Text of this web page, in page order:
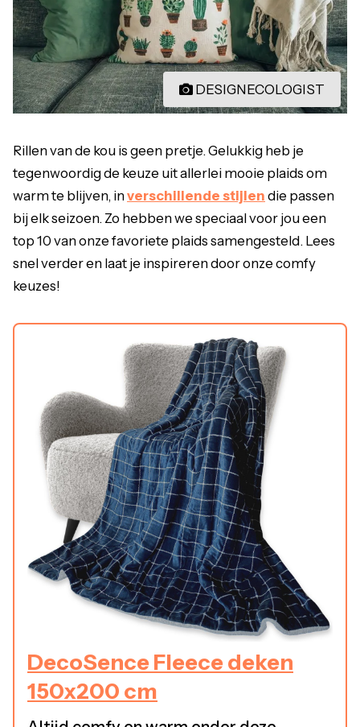
DESIGNECOLOGIST
Rillen van de kou is geen pretje. Gelukkig heb je
tegenwoordig de keuze uit allerlei mooie plaids om
warm te blijven, inverschillende stijlen die passen
bij elk seizoen. Zo hebben we speciaal voor jou een
top 10 van onze favoriete plaids samengesteld. Lees
snel verder en laat je inspireren door onze comfy
keuzes!
DecoSence Fleece deken
150x200 cm